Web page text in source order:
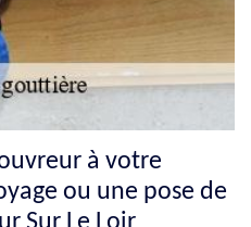
à votre
ou une pose de